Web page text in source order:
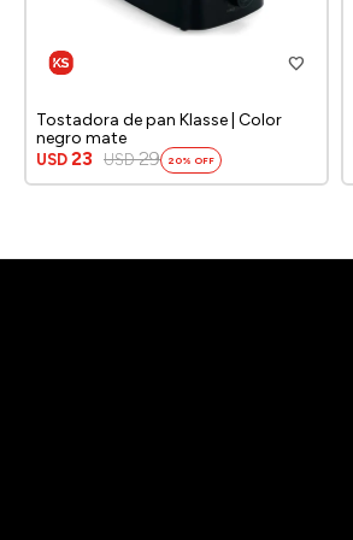
Tostadora de pan Klasse | Color
negro mate
USD 23 USD 29 20